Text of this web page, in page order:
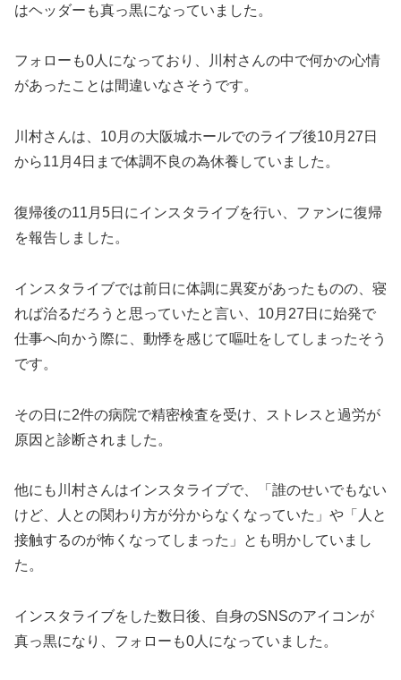
はヘッダーも真っ黒になっていました。
フォローも0人になっており、川村さんの中で何かの心情
があったことは間違いなさそうです。
川村さんは、10月の大阪城ホールでのライブ後10月27日
から11月4日まで体調不良の為休養していました。
復帰後の11月5日にインスタライブを行い、ファンに復帰
を報告しました。
インスタライブでは前日に体調に異変があったものの、寝
れば治るだろうと思っていたと言い、10月27日に始発で
仕事へ向かう際に、動悸を感じて嘔吐をしてしまったそう
です。
その日に2件の病院で精密検査を受け、ストレスと過労が
原因と診断されました。
他にも川村さんはインスタライブで、「誰のせいでもない
けど、人との関わり方が分からなくなっていた」や「人と
接触するのが怖くなってしまった」とも明かしていまし
た。
インスタライブをした数日後、自身のSNSのアイコンが
真っ黒になり、フォローも0人になっていました。